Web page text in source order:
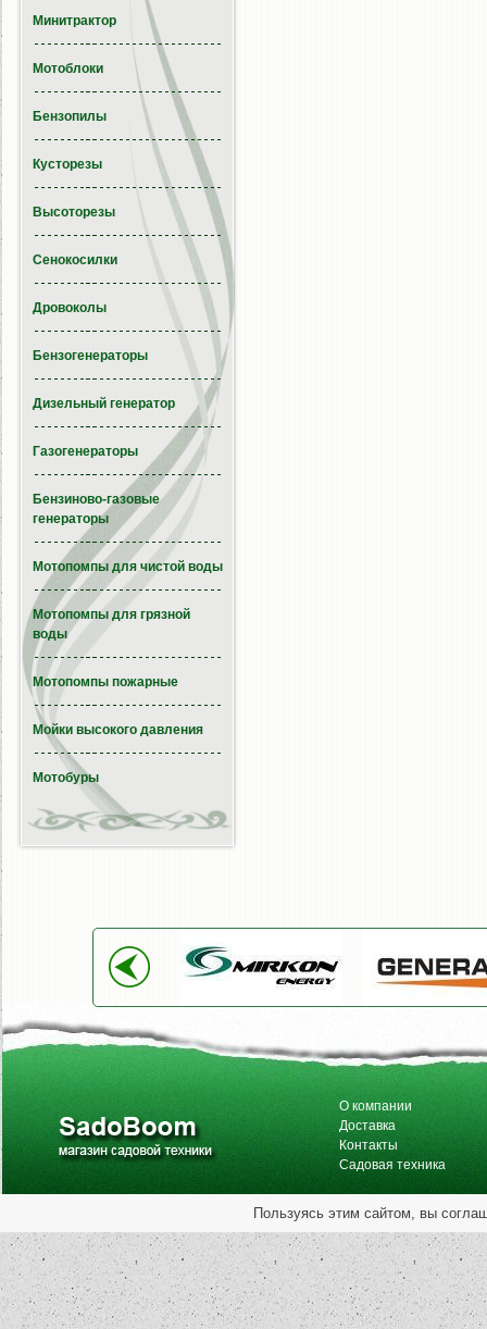
Минитрактор
Мотоблоки
Бензопилы
Кусторезы
Высоторезы
Сенокосилки
Дровоколы
Бензогенераторы
Дизельный генератор
Газогенераторы
Бензиново-газовые
генераторы
Мотопомпы для чистой воды
Мотопомпы для грязной
воды
Мотопомпы пожарные
Мойки высокого давления
Мотобуры
О компании
Доставка
Контакты
Садовая техника
Пользуясь этим сайтом, вы